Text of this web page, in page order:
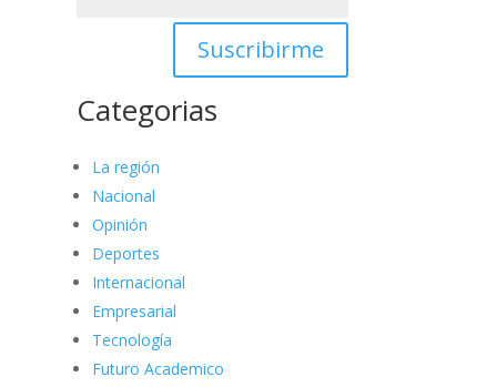
Suscribirme
Categorias
La región
Nacional
Opinión
Deportes
Internacional
Empresarial
Tecnología
Futuro Academico